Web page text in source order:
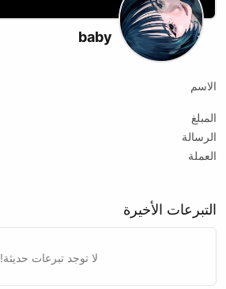
baby
الاسم
المبلغ
الرسالة
العملة
التبرعات الأخيرة
لا توجد تبرعات حديثة!